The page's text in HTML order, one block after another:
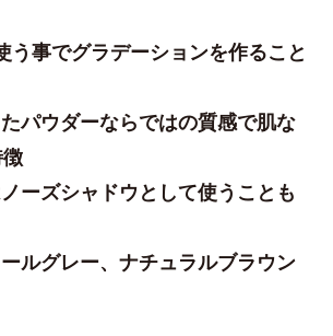
う事でグラデーションを作ること
パウダーならではの質感で肌な
ーズシャドウとして使うことも
ルグレー、ナチュラルブラウン